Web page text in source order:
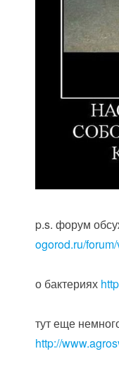
p.s. форум
ogorod.ru/
о бактериях
тут еще
http://